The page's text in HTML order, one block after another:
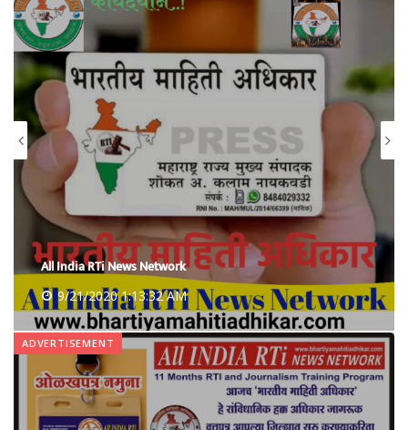
All India RTi News Network
9/21/2020 1:13:32 AM
ADVERTISEMENT